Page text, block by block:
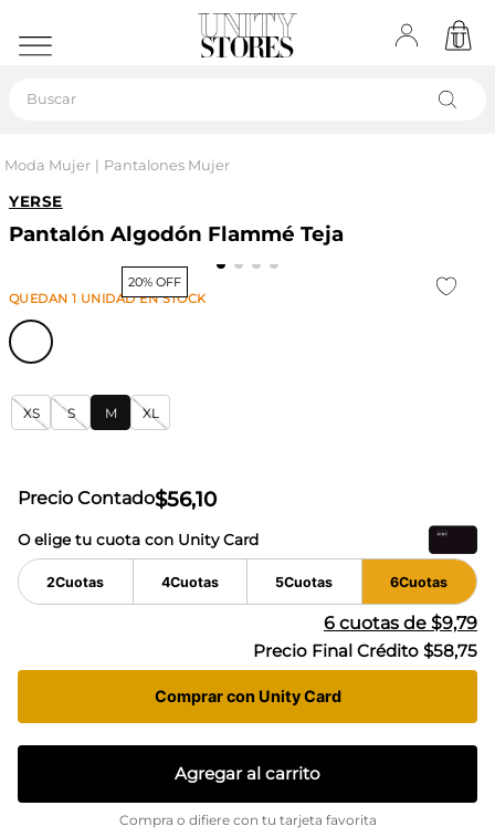
Moda Mujer Pantalones Mujer
YERSE
Pantalón Algodón Flammé Teja
20% OFF
QUEDAN1 UNIDADEN STOCK
XS S M XL
Precio Contado$56,10
O elige tu cuota con Unity Card
2Cuotas 4Cuotas 5Cuotas 6Cuotas
6 cuotas de $9,79
Precio Final Crédito $58,75
Comprar con Unity Card
Agregar al carrito
Compra o difiere con tu tarjeta favorita